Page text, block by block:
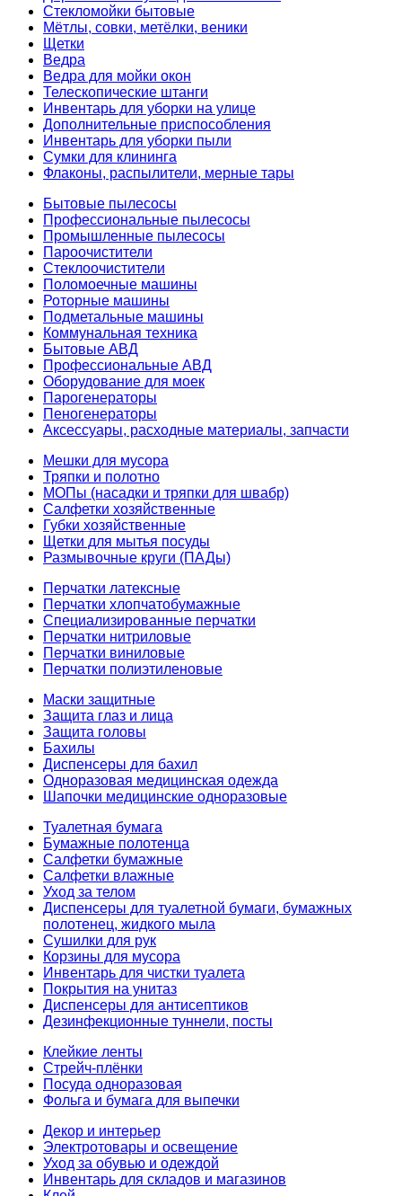
Стекломойки бытовые
Мётлы, совки, метёлки, веники
Щетки
Ведра
Ведра для мойки окон
Телескопические штанги
Инвентарь для уборки на улице
Дополнительные приспособления
Инвентарь для уборки пыли
Сумки для клининга
Флаконы, распылители, мерные тары
Бытовые пылесосы
Профессиональные пылесосы
Промышленные пылесосы
Пароочистители
Стеклоочистители
Поломоечные машины
Роторные машины
Подметальные машины
Коммунальная техника
Бытовые АВД
Профессиональные АВД
Оборудование для моек
Парогенераторы
Пеногенераторы
Аксессуары, расходные материалы, запчасти
Мешки для мусора
Тряпки и полотно
МОПы (насадки и тряпки для швабр)
Салфетки хозяйственные
Губки хозяйственные
Щетки для мытья посуды
Размывочные круги (ПАДы)
Перчатки латексные
Перчатки хлопчатобумажные
Специализированные перчатки
Перчатки нитриловые
Перчатки виниловые
Перчатки полиэтиленовые
Маски защитные
Защита глаз и лица
Защита головы
Бахилы
Диспенсеры для бахил
Одноразовая медицинская одежда
Шапочки медицинские одноразовые
Туалетная бумага
Бумажные полотенца
Салфетки бумажные
Салфетки влажные
Уход за телом
Диспенсеры для туалетной бумаги, бумажных
полотенец, жидкого мыла
Сушилки для рук
Корзины для мусора
Инвентарь для чистки туалета
Покрытия на унитаз
Диспенсеры для антисептиков
Дезинфекционные туннели, посты
Клейкие ленты
Стрейч-плёнки
Посуда одноразовая
Фольга и бумага для выпечки
Декор и интерьер
Электротовары и освещение
Уход за обувью и одеждой
Инвентарь для складов и магазинов